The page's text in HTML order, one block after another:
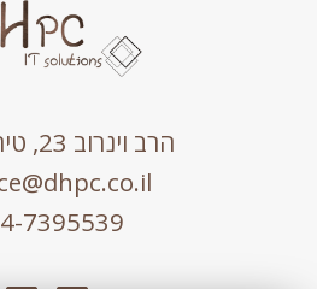
הרב וינרוב 23, טירת כרמל
7395539